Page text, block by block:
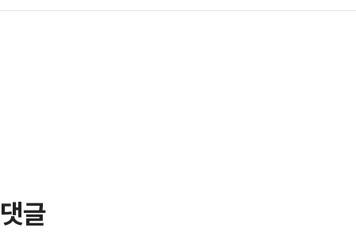
사업을 통…
원한다.올해는 약 62개소에 주택용
‘석유류 가격표시제 이행실태 및
댓글